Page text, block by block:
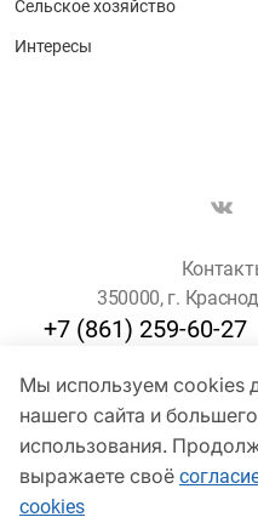
Мы используем cookies
нашего сайта и
использования.
выражаете своё
cookies
Сельское хозяйство
Интересы
350000, г.
+7 (861) 259-60-27
Для
©
Сетевое издание «kubnews»
службой по надзору в сфере
и массовых коммуникаций